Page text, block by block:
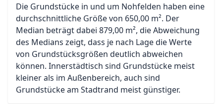
Die Grundstücke in und um Nohfelden haben eine
durchschnittliche Größe von 650,00 m². Der
Median beträgt dabei 879,00 m², die Abweichung
des Medians zeigt, dass je nach Lage die Werte
von Grundstücksgrößen deutlich abweichen
können. Innerstädtisch sind Grundstücke meist
kleiner als im Außenbereich, auch sind
Grundstücke am Stadtrand meist günstiger.